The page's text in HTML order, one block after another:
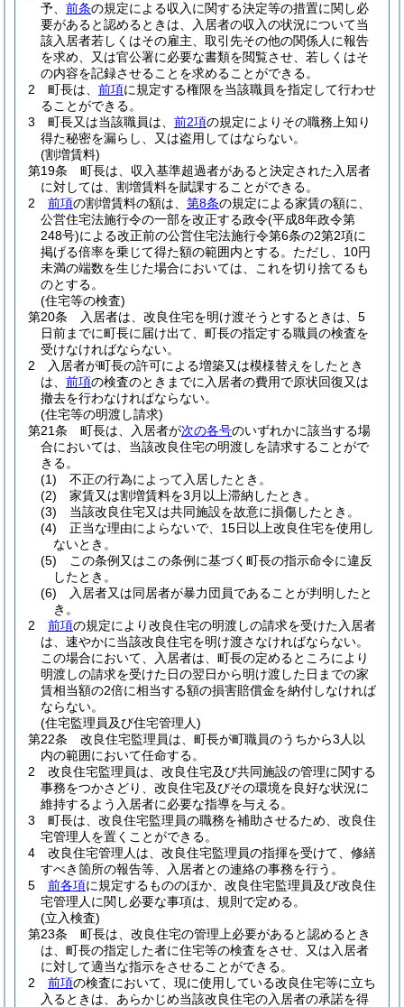
予、 前条の規定による収入に関する決定等の措置に関し必
要があると認めるときは、入居者の収入の状況について当
該入居者若しくはその雇主、取引先その他の関係人に報告
を求め、又は官公署に必要な書類を閲覧させ、若しくはそ
の内容を記録させることを求めることができる。
2
町長は、 前項に規定する権限を当該職員を指定して行わせ
ることができる。
3
町長又は当該職員は、 前2項の規定によりその職務上知り
得た秘密を漏らし、又は盗用してはならない。
(割増賃料)
第19条
町長は、収入基準超過者があると決定された入居者
に対しては、割増賃料を賦課することができる。
2
前項の割増賃料の額は、 第8条の規定による家賃の額に、
公営住宅法施行令の一部を改正する政令(平成8年政令第
248号)による改正前の公営住宅法施行令第6条の2第2項に
掲げる倍率を乗じて得た額の範囲内とする。 ただし、10円
未満の端数を生じた場合においては、これを切り捨てるも
のとする。
(住宅等の検査)
第20条
入居者は、改良住宅を明け渡そうとするときは、5
日前までに町長に届け出て、町長の指定する職員の検査を
受けなければならない。
2
入居者が町長の許可による増築又は模様替えをしたとき
は、 前項の検査のときまでに入居者の費用で原状回復又は
撤去を行わなければならない。
(住宅等の明渡し請求)
第21条
町長は、入居者が次の各号のいずれかに該当する場
合においては、当該改良住宅の明渡しを請求することがで
きる。
(1)
不正の行為によって入居したとき。
(2)
家賃又は割増賃料を3月以上滞納したとき。
(3)
当該改良住宅又は共同施設を故意に損傷したとき。
(4)
正当な理由によらないで、15日以上改良住宅を使用し
ないとき。
(5)
この条例又はこの条例に基づく町長の指示命令に違反
したとき。
(6)
入居者又は同居者が暴力団員であることが判明したと
き。
2
前項の規定により改良住宅の明渡しの請求を受けた入居者
は、速やかに当該改良住宅を明け渡さなければならない。
この場合において、入居者は、町長の定めるところにより
明渡しの請求を受けた日の翌日から明け渡した日までの家
賃相当額の2倍に相当する額の損害賠償金を納付しなければ
ならない。
(住宅監理員及び住宅管理人)
第22条
改良住宅監理員は、町長が町職員のうちから3人以
内の範囲において任命する。
2
改良住宅監理員は、改良住宅及び共同施設の管理に関する
事務をつかさどり、改良住宅及びその環境を良好な状況に
維持するよう入居者に必要な指導を与える。
3
町長は、改良住宅監理員の職務を補助させるため、改良住
宅管理人を置くことができる。
4
改良住宅管理人は、改良住宅監理員の指揮を受けて、修繕
すべき箇所の報告等、入居者との連絡の事務を行う。
5
前各項に規定するもののほか、改良住宅監理員及び改良住
宅管理人に関し必要な事項は、規則で定める。
(立入検査)
第23条
町長は、改良住宅の管理上必要があると認めるとき
は、町長の指定した者に住宅等の検査をさせ、又は入居者
に対して適当な指示をさせることができる。
2
前項の検査において、現に使用している改良住宅等に立ち
入るときは、あらかじめ当該改良住宅の入居者の承諾を得